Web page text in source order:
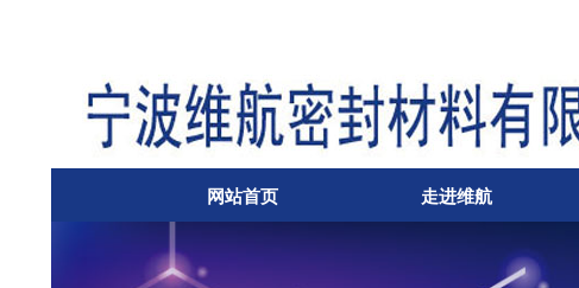
网站首页 走进维航